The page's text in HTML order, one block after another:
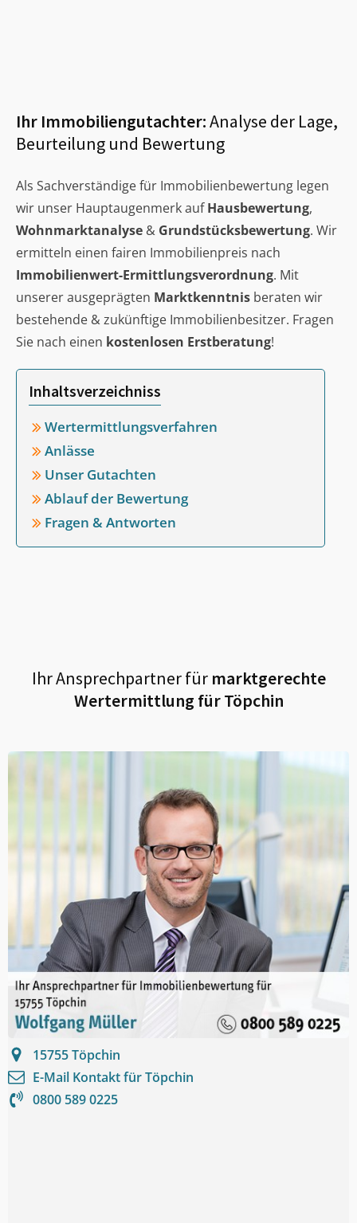
Ihr Immobiliengutachter:Analyse der Lage,
Beurteilung und Bewertung
Als Sachverständige für Immobilienbewertung legen
wir unser Hauptaugenmerk aufHausbewertung,
Wohnmarktanalyse & Grundstücksbewertung. Wir
ermitteln einen fairen Immobilienpreis nach
Immobilienwert-Ermittlungsverordnung. Mit
unserer ausgeprägten Marktkenntnis beraten wir
bestehende & zukünftige Immobilienbesitzer. Fragen
Sie nach einen kostenlosen Erstberatung!
Inhaltsverzeichniss
Wertermittlungsverfahren
Anlässe
Unser Gutachten
Ablauf der Bewertung
Fragen & Antworten
Ihr Ansprechpartner fürmarktgerechte
Wertermittlung fürTöpchin
15755Töpchin
E-Mail Kontakt fürTöpchin
0800 589 0225